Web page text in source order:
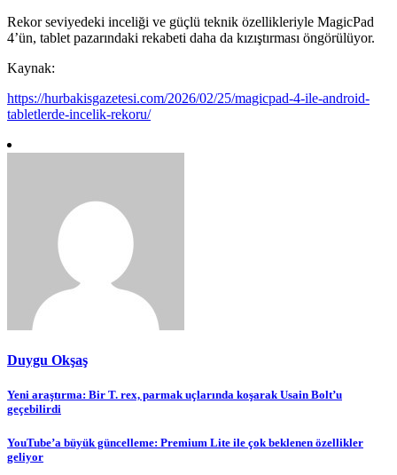
Rekor seviyedeki inceliği ve güçlü teknik özellikleriyle MagicPad
4’ün, tablet pazarındaki rekabeti daha da kızıştırması öngörülüyor.
Kaynak:
https://hurbakisgazetesi.com/2026/02/25/magicpad-4-ile-android-
tabletlerde-incelik-rekoru/
Duygu Okşaş
Yazı
gezinmesi
Yeni araştırma: Bir T. rex, parmak uçlarında koşarak Usain Bolt’u
geçebilirdi
YouTube’a büyük güncelleme: Premium Lite ile çok beklenen özellikler
geliyor